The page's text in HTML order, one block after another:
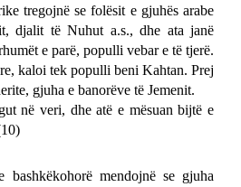
tregojnë se folësit e gjuhës arabe
djalit të Nuhut a.s., dhe ata janë
e parë, populli vebar e të tjerë.
kaloi tek populli beni Kahtan. Prej
gjuha e banorëve të Jemenit.
në veri, dhe atë e mësuan bijtë e
bashkëkohorë mendojnë se gjuha